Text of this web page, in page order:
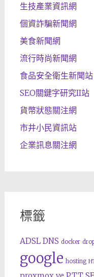
生技產業資訊網
個資詐騙新聞網
美食新聞網
流行時尚新聞網
食品安全衛生新聞站
SEO關鍵字研究II站
貨幣狀態關注網
市井小民資訊站
企業訊息關注網
標籤
ADSL DNS docker
google hosting